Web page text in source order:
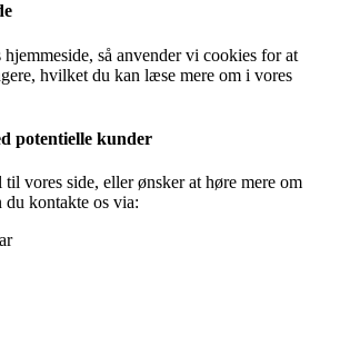
så anvender vi cookies for at
hvilket du kan læse mere om i vores
potentielle kunder
vores side, eller ønsker at høre mere om
du kontakte os via: